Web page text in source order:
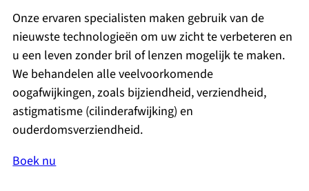
Onze ervaren specialisten maken gebruik van de
nieuwste technologieën om uw zicht te verbeteren en
u een leven zonder bril of lenzen mogelijk te maken.
We behandelen alle veelvoorkomende
oogafwijkingen, zoals bijziendheid, verziendheid,
astigmatisme (cilinderafwijking) en
ouderdomsverziendheid.
Boek nu